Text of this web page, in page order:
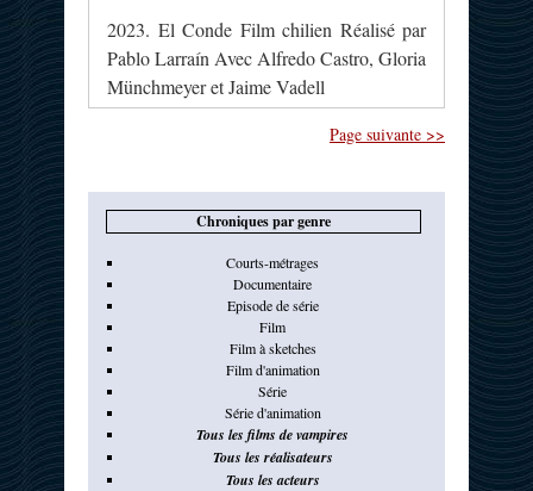
2023. El Conde Film chilien Réalisé par
Pablo Larraín Avec Alfredo Castro, Gloria
Münchmeyer et Jaime Vadell
Page suivante >>
Chroniques par genre
Courts-métrages
Documentaire
Episode de série
Film
Film à sketches
Film d'animation
Série
Série d'animation
Tous les films de vampires
Tous les réalisateurs
Tous les acteurs